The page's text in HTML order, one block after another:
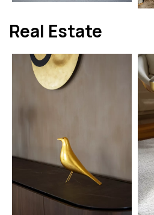
Real Estate